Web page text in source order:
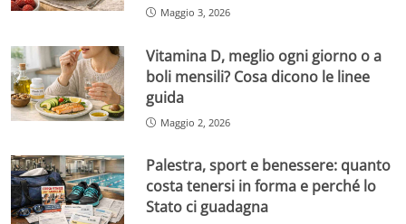
Maggio 3, 2026
Vitamina D, meglio ogni giorno o a
boli mensili? Cosa dicono le linee
guida
Maggio 2, 2026
Palestra, sport e benessere: quanto
costa tenersi in forma e perché lo
Stato ci guadagna